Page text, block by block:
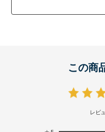
この商
レビ